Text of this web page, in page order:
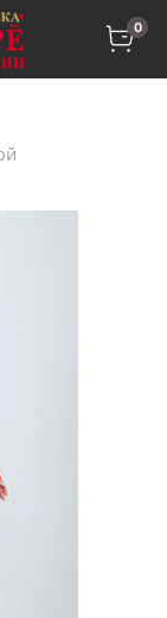
0